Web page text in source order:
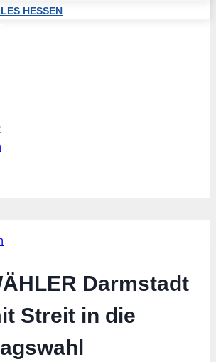
HESSEN
Darmstadt
Streit in die